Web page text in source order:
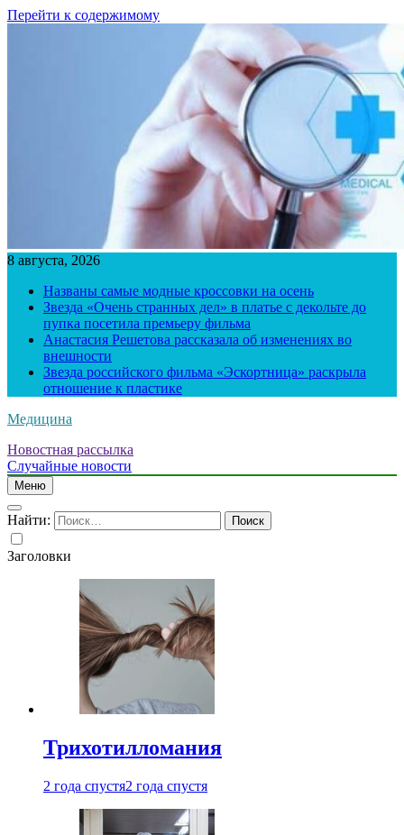
Перейти к содержимому
8 августа, 2026
Названы самые модные кроссовки на осень
Звезда «Очень странных дел» в платье с декольте до
пупка посетила премьеру фильма
Анастасия Решетова рассказала об изменениях во
внешности
Звезда российского фильма «Эскортница» раскрыла
отношение к пластике
Медицина
Новостная рассылка
Случайные новости
Меню
Найти:
Заголовки
Трихотилломания
2 года спустя2 года спустя